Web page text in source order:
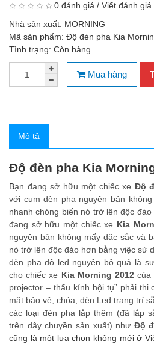
0 đánh giá / Viết đánh giá
Nhà sản xuất: MORNING
Mã sản phẩm: Độ đèn pha Kia
Tình trạng: Còn hàng
Mua hàng
Mô tả
Độ đèn pha Kia
Bạn đang sở hữu một chiếc xe Độ
với cụm đèn pha nguyên bản
nhanh chóng biến nó trở lên độc
đang sở hữu một chiếc xe Kia
nguyên bản không mấy đặc sắc và
nó trở lên độc đáo hơn bằng việc sử
đèn pha độ led nguyên bộ quả là
cho chiếc xe Kia Morning 2012 của
projector – thấu kính hội tụ” phải
mặt bảo vệ, chóa, đèn Led trang trí
các loại đèn pha lắp thêm (đã lắp
trên dây chuyền sản xuất) như Độ
cũng là một lựa chọn không mới ở